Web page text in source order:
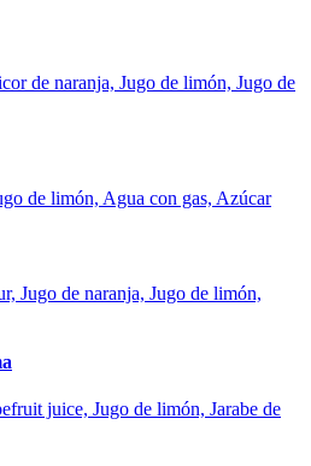
de naranja, Jugo de limón, Jugo de
de limón, Agua con gas, Azúcar
Jugo de naranja, Jugo de limón,
juice, Jugo de limón, Jarabe de